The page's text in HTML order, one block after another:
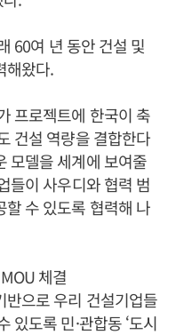
60여 년 동안 건설 및
해왔다.
프로젝트에 한국이 축
건설 역량을 결합한다
모델을 세계에 보여줄
들이 사우디와 협력 범
수 있도록 협력해 나
체결
반으로 우리 건설기업들
있도록 민·관합동 ‘도시